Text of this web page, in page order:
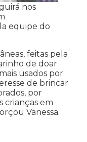
nos
equipe do
feitas pela
de doar
usados por
de brincar
por
crianças em
Vanessa.